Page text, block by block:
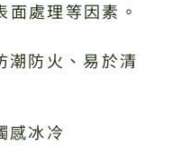
處理等因素。
潮防火、易於清
感冰冷